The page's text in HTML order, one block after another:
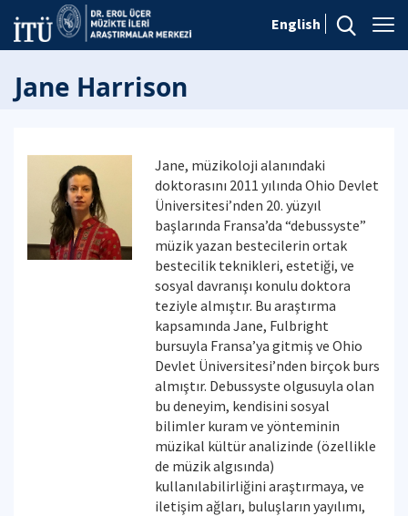
English
Jane Harrison
Jane, müzikoloji alanındaki
doktorasını 2011 yılında Ohio Devlet
Üniversitesi’nden 20. yüzyıl
başlarında Fransa’da “debussyste”
müzik yazan bestecilerin ortak
bestecilik teknikleri, estetiği, ve
sosyal davranışı konulu doktora
teziyle almıştır. Bu araştırma
kapsamında Jane, Fulbright
bursuyla Fransa’ya gitmiş ve Ohio
Devlet Üniversitesi’nden birçok burs
almıştır. Debussyste olgusuyla olan
bu deneyim, kendisini sosyal
bilimler kuram ve yönteminin
müzikal kültür analizinde (özellikle
de müzik algısında)
kullanılabilirliğini araştırmaya, ve
iletişim ağları, buluşların yayılımı,